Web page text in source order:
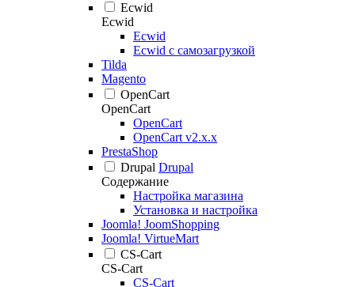
Ecwid
Ecwid
Ecwid
Ecwid с самозагрузкой
Tilda
Magento
OpenCart
OpenCart
OpenCart
OpenCart v2.x.x
PrestaShop
Drupal Drupal
Содержание
Настройка магазина
Установка и настройка
Joomla! JoomShopping
Joomla! VirtueMart
CS-Cart
CS-Cart
CS-Cart